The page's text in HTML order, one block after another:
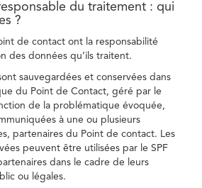
du traitement : qui
?
de contact ont la responsabilité
des données qu’ils traitent.
sauvegardées et conservées dans
du Point de Contact, géré par le
de la problématique évoquée,
à une ou plusieurs
partenaires du Point de contact. Les
peuvent être utilisées par le SPF
dans le cadre de leurs
ou légales.